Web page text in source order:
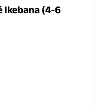
Ikebana (4-6